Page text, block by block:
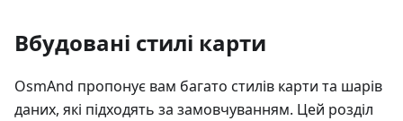
Вбудовані стилі карти
OsmAnd пропонує вам багато стилів карти та шарів
даних, які підходять за замовчуванням. Цей розділ